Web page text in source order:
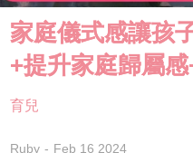
家庭儀式感讓孩
+提升家庭歸屬
育兒
Ruby Feb 16 2024